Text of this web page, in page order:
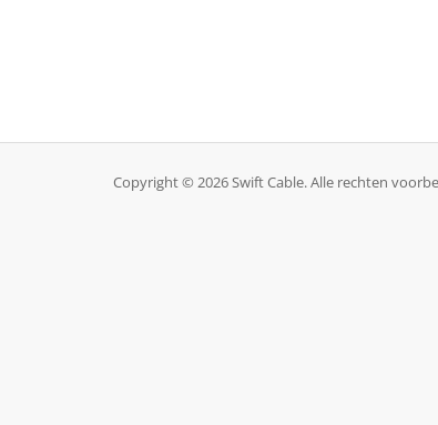
Copyright © 2026 Swift Cable. Alle rechten